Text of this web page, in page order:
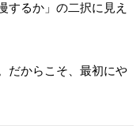
するか」の二択に見え
だからこそ、最初にや